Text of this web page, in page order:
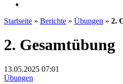
Startseite » Berichte » Übungen » 2.
2. Gesamtübung
13.05.2025 07:01
Übungen